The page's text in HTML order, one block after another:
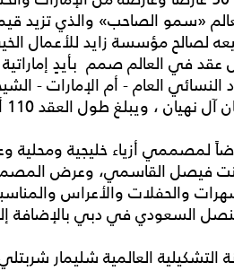
«سمو الصاحب» والذي تزيد
في العالم صمم بأيدٍ
النسائي العام - أم الإمارات -
أزياء خليجية ومحلية
بنت فيصل القاسمي، وعرض
والحفلات والأعراس
السعودي في دبي بالإضافة
العالمية شليمار